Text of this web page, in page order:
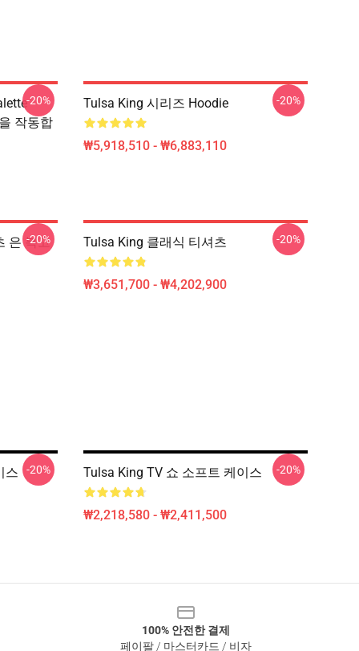
작동합
-20% Tulsa King 시리즈 Hoodie
₩5,918,510 - ₩6,883,110
-20%
은 복고
-20% Tulsa King 클래식 티셔츠
₩3,651,700 - ₩4,202,900
-20%
스 -20% Tulsa King TV 쇼 소프트 케이스
₩2,218,580 - ₩2,411,500
-20%
100% 안전한 결제
페이팔 / 마스터카드 / 비자